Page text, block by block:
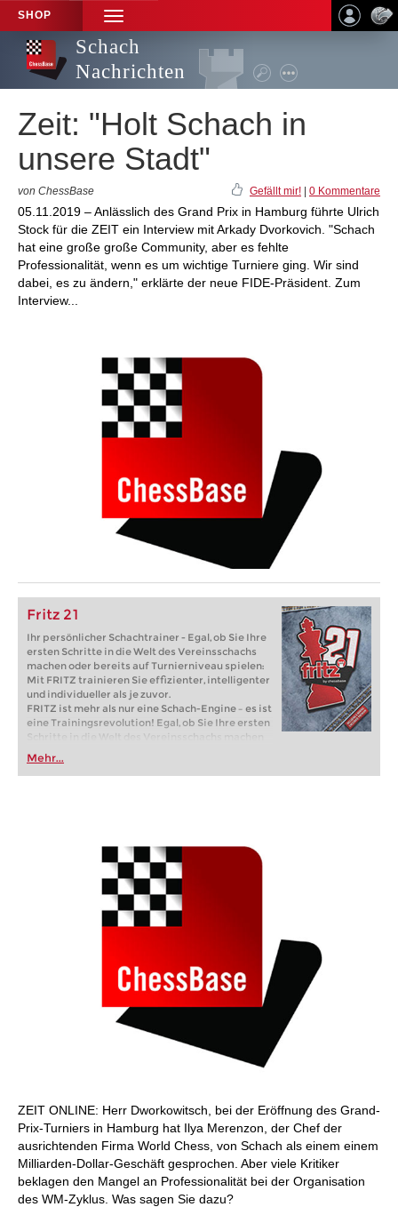
SHOP
TOGGLE
NAVIGATION
Schach
Nachrichten
Zeit: "Holt Schach in
unsere Stadt"
von ChessBase Gefällt mir! 0 Kommentare
05.11.2019 – Anlässlich des Grand Prix in Hamburg führte Ulrich
Stock für die ZEIT ein Interview mit Arkady Dvorkovich. "Schach
hat eine große große Community, aber es fehlte
Professionalität, wenn es um wichtige Turniere ging. Wir sind
dabei, es zu ändern," erklärte der neue FIDE-Präsident. Zum
Interview...
Fritz 21
Ihr persönlicher Schachtrainer - Egal, ob Sie Ihre
ersten Schritte in die Welt des Vereinsschachs
machen oder bereits auf Turnierniveau spielen:
Mit FRITZ trainieren Sie effizienter, intelligenter
und individueller als je zuvor.
FRITZ ist mehr als nur eine Schach-Engine – es ist
eine Trainingsrevolution! Egal, ob Sie Ihre ersten
Schritte in die Welt des Vereinsschachs machen
oder bereits auf Turnierniveau spielen: Mit
FRITZ trainieren Sie effizienter, intelligenter und
individueller als je zuvor.
Mehr...
ZEIT ONLINE: Herr Dworkowitsch, bei der Eröffnung des Grand-
Prix-Turniers in Hamburg hat Ilya Merenzon, der Chef der
ausrichtenden Firma World Chess, von Schach als einem einem
Milliarden-Dollar-Geschäft gesprochen. Aber viele Kritiker
beklagen den Mangel an Professionalität bei der Organisation
des WM-Zyklus. Was sagen Sie dazu?